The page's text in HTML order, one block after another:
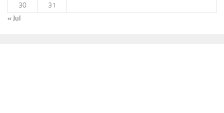
30
31
« Jul